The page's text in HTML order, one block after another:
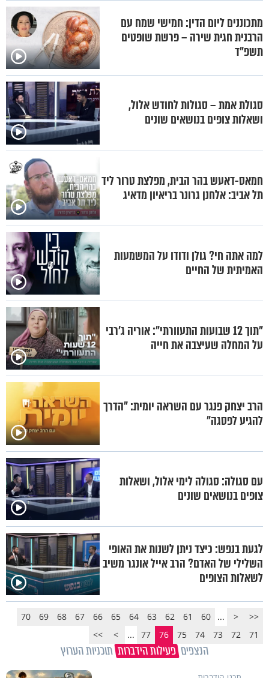
מתכוננים ליום הדין: חמישי שמח עם
הרבנית חגית שירה – פרשת שופטים
תשפ"ד
סגולת אמת – סגולות לחודש אלול,
ושאלות צופים בנושאים שונים
חמאס-דאעש בהר הבית, מפלצת טרור ליד
תל אביב: אלחנן גרונר בריאיון מדאיג
למה אתה חי? גולן ודודו על המשמעות
האמיתית של החיים
"תוך 12 שבועות התעוורתי": אוריה ג'רבי
על המחלה שעיצבה את חייה
הרב יצחק פנגר עם השראה יומית: "הדרך
להגיע לפסגה"
עם סגולה: סגולה לימי אלול, ושאלות
צופים בנושאים שונים
לגעת בנפש: כיצד ניתן לשנות את האופי
השלילי של האדם? הרב אייל אונגר משיב
לשאלות הצופים
<<
<
...
60
61
62
63
64
65
66
67
68
69
70
71
72
73
74
75
76
77
...
>
>>
הנצפים פעילות הידברות תוכניות הערוץ